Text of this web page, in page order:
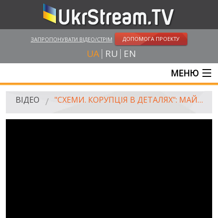
ЗАПРОПОНУВАТИ ВІДЕО/СТРІМ ДОПОМОГА ПРОЕКТУ
UA RU EN
МЕНЮ
ГОЛОВНА
ВІДЕО "СХЕМИ. КОРУПЦІЯ В ДЕТАЛЯХ": МАЙДАН. РІК ПОТОМУ. ЧИЄ ЗАРАЗ МЕЖИГІР'Я. ЧОМУ ДОСІ НЕ ПОКАРАЛИ ВИННИХ У РОЗСТРІЛАХ?